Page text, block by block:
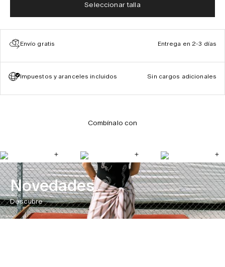
Seleccionar talla
Envío gratis Entrega en 2-3 días
Impuestos y aranceles incluidos Sin cargos adicionales
Combínalo con
Novedades
Descubre